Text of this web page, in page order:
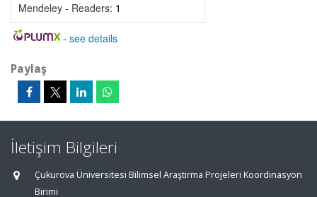
Mendeley - Readers: 1
- see details
Paylaş
İletişim Bilgileri
Çukurova Üniversitesi Bilimsel Araştırma Projeleri Koordinasyon
Birimi